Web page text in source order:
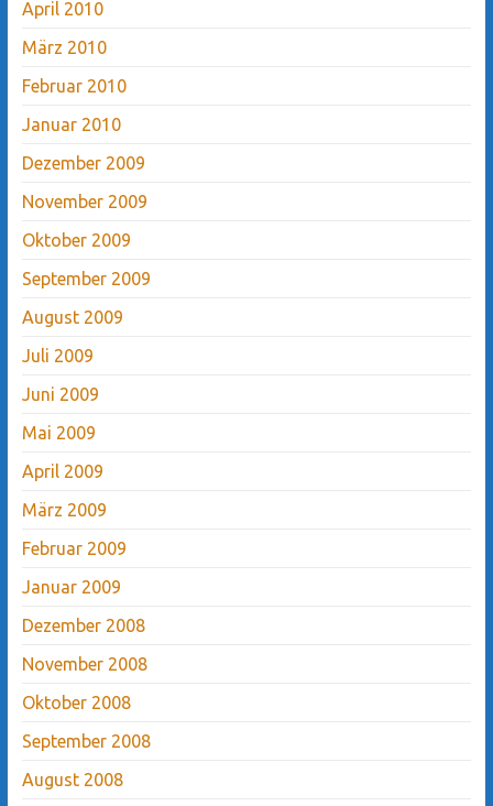
April 2010
März 2010
Februar 2010
Januar 2010
Dezember 2009
November 2009
Oktober 2009
September 2009
August 2009
Juli 2009
Juni 2009
Mai 2009
April 2009
März 2009
Februar 2009
Januar 2009
Dezember 2008
November 2008
Oktober 2008
September 2008
August 2008